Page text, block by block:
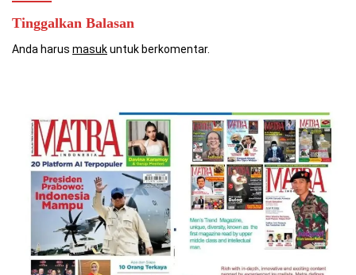
Tinggalkan Balasan
Anda harus masukuntuk berkomentar.